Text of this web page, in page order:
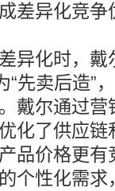
差异化竞争
异化时，
“先卖后造”
戴尔通过
化了供应
品价格更
个性化需